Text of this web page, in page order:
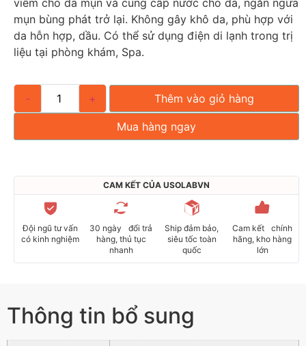
viêm cho da mụn và cung cấp nước cho da, ngăn ngừa
mụn bùng phát trở lại. Không gây khô da, phù hợp với
da hỗn hợp, dầu. Có thể sử dụng điện di lạnh trong trị
liệu tại phòng khám, Spa.
- + Thêm vào giỏ hàng
Mua hàng ngay
CAM KẾT CỦA USOLABVN
Đội ngũ tư vấn
có kinh nghiệm
30 ngày đổi trả
hàng, thủ tục
nhanh
Ship đảm bảo,
siêu tốc toàn
quốc
Cam kết chính
hãng, kho hàng
lớn
Thông tin bổ sung